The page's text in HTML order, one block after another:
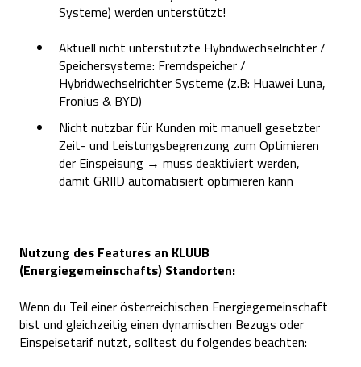
Systeme) werden unterstützt!
Aktuell nicht unterstützte Hybridwechselrichter /
Speichersysteme: Fremdspeicher /
Hybridwechselrichter Systeme (z.B: Huawei Luna,
Fronius & BYD)
Nicht nutzbar für Kunden mit manuell gesetzter
Zeit- und Leistungsbegrenzung zum Optimieren
der Einspeisung → muss deaktiviert werden,
damit GRIID automatisiert optimieren kann
Nutzung des Features an KLUUB
(Energiegemeinschafts) Standorten:
Wenn du Teil einer österreichischen Energiegemeinschaft
bist und gleichzeitig einen dynamischen Bezugs oder
Einspeisetarif nutzt, solltest du folgendes beachten: